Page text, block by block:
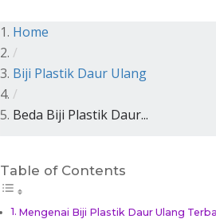
Home
/
Biji Plastik Daur Ulang
/
Beda Biji Plastik Daur...
Table of Contents
Mengenai Biji Plastik Daur Ulang